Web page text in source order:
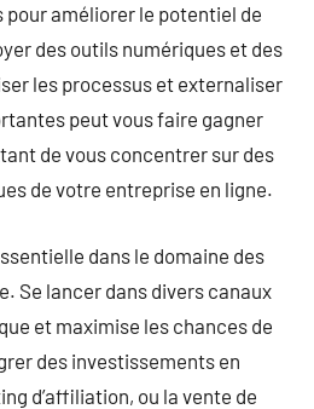
améliorer le potentiel de
des outils numériques et des
les processus et externaliser
peut vous faire gagner
de vous concentrer sur des
de votre entreprise en ligne.
dans le domaine des
Se lancer dans divers canaux
et maximise les chances de
des investissements en
d’affiliation, ou la vente de